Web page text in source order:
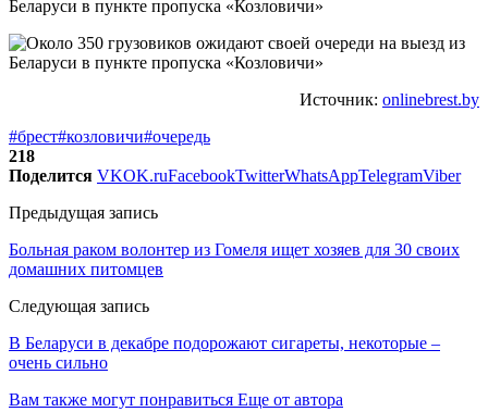
Источник: onlinebrest.by
#брест#козловичи#очередь
218
Поделится VKOK.ruFacebookTwitterWhatsAppTelegramViber
Предыдущая запись
Больная раком волонтер из Гомеля ищет хозяев для 30 своих
домашних питомцев
Следующая запись
В Беларуси в декабре подорожают сигареты, некоторые –
очень сильно
Вам также могут понравиться Еще от автора